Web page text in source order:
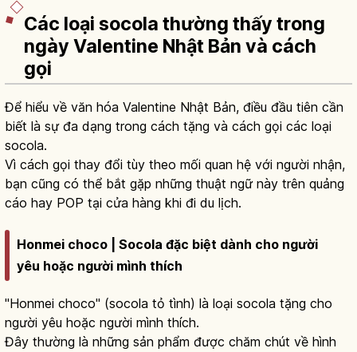
Các loại socola thường thấy trong
ngày Valentine Nhật Bản và cách
gọi
Để hiểu về văn hóa Valentine Nhật Bản, điều đầu tiên cần
biết là sự đa dạng trong cách tặng và cách gọi các loại
socola.
Vì cách gọi thay đổi tùy theo mối quan hệ với người nhận,
bạn cũng có thể bắt gặp những thuật ngữ này trên quảng
cáo hay POP tại cửa hàng khi đi du lịch.
Honmei choco | Socola đặc biệt dành cho người
yêu hoặc người mình thích
"Honmei choco" (socola tỏ tình) là loại socola tặng cho
người yêu hoặc người mình thích.
Đây thường là những sản phẩm được chăm chút về hình